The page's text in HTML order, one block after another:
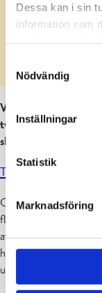
Dessa kan i sin
information som
Nödvändig
Inställningar
Statistik
Marknadsföring
Vi fortsätter att
två gånger om året
skola. Här är det
Trivsel & Trygghet
Generellt sett kan vi
flesta både trivs och
att se att förändringar
har åtgärdat – till
upp som